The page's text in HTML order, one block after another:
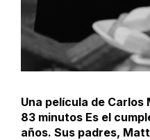
Una película de Carlos
83 minutos Es el
años. Sus padres,